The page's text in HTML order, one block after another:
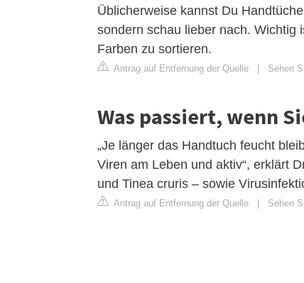
Üblicherweise kannst Du
sondern schau lieber nach. Wichtig
Farben zu sortieren.
Antrag auf Entfernung der Quelle Sehen
Was passiert, wenn
„Je länger das Handtuch feucht
Viren am Leben und aktiv“, erklärt
und Tinea cruris – sowie
Antrag auf Entfernung der Quelle Sehen